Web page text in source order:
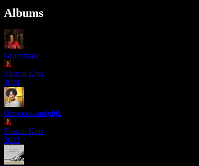
Albums
Groei maar
Sharon Kips
2014
Onvoorwaardelijk
Sharon Kips
2013